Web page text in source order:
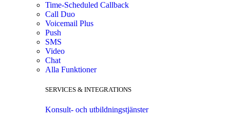
Time-Scheduled Callback
Call Duo
Voicemail Plus
Push
SMS
Video
Chat
Alla Funktioner
SERVICES & INTEGRATIONS
Konsult- och utbildningstjänster